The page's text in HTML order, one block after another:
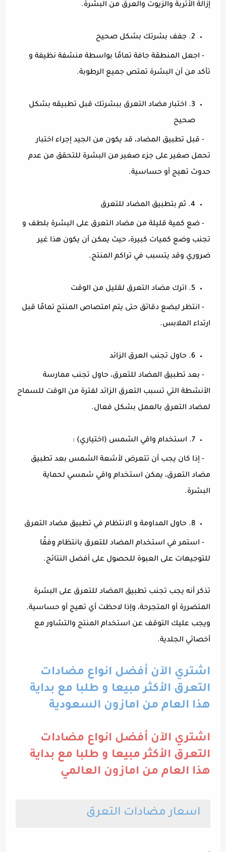
إزالة الأتربة والزيوت والعرق من البشرة.
2. جفف بشرتك بشكل صحيح
- اجعل المنطقة جافة تمامًا بواسطة منشفة نظيفة و
تأكد من أن البشرة تمتص جميع الرطوبة.
3. اختبار مضاد التعرق ببشرتك قبل تطبيقه بشكل
صحيح
- قبل تطبيق المضاد، قد يكون من الجيد إجراء اختبار
تحمل صغير على جزء صغير من البشرة للتحقق من عدم
حدوث تهيج أو حساسية.
4. ثم بتطبيق المضاد للتعرق
- ضع كمية قليلة من مضاد التعرق على البشرة بلطف و
تجنب وضع كميات كبيرة، حيث يمكن أن يكون هذا غير
ضروري وقد يتسبب في تراكم المنتج.
5. اترك مضاد التعرق لقليل من الوقت
- انتظر لبضع دقائق حتى يتم امتصاص المنتج تمامًا قبل
ارتداء الملابس.
6. حاول تجنب العرق الزائد
- بعد تطبيق المضاد للتعرق، حاول تجنب ممارسة
الأنشطة التي تسبب التعرق الزائد لفترة من الوقت للسماح
لمضاد التعرق بالعمل بشكل فعال.
7. استخدام واقي الشمس (اختياري) :
- إذا كان يجب أن تتعرض لأشعة الشمس بعد تطبيق
مضاد التعرق، يمكن استخدام واقي شمسي لحماية
البشرة.
8. حاول المداومة و الانتظام في تطبيق مضاد التعرق
- استمر في استخدام المضاد للتعرق بانتظام وفقًا
للتوجيهات على العبوة للحصول على أفضل النتائج.
تذكر أنه يجب تجنب تطبيق المضاد للتعرق على البشرة
المتضررة أو المتجرحة، وإذا لاحظت أي تهيج أو حساسية.
ويجب عليك التوقف عن استخدام المنتج والتشاور مع
أخصائي الجلدية.
اشتري الآن أفضل انواع مضادات
التعرق الأكثر مبيعا و طلبا مع بداية
هذا العام من امازون السعودية
اشتري الآن أفضل انواع مضادات
التعرق الأكثر مبيعا و طلبا مع بداية
هذا العام من امازون العالمي
اسعار مضادات التعرق